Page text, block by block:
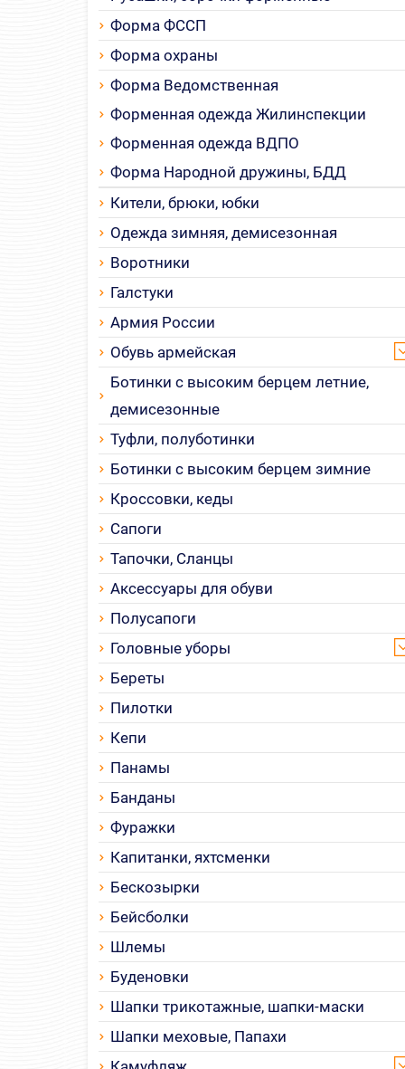
Форма ФССП
Форма охраны
Форма Ведомственная
Форменная одежда Жилинспекции
Форменная одежда ВДПО
Форма Народной дружины, БДД
Кители, брюки, юбки
Одежда зимняя, демисезонная
Воротники
Галстуки
Армия России
Обувь армейская
Ботинки с высоким берцем летние,
демисезонные
Туфли, полуботинки
Ботинки с высоким берцем зимние
Кроссовки, кеды
Сапоги
Тапочки, Сланцы
Аксессуары для обуви
Полусапоги
Головные уборы
Береты
Пилотки
Кепи
Панамы
Банданы
Фуражки
Капитанки, яхтсменки
Бескозырки
Бейсболки
Шлемы
Буденовки
Шапки трикотажные, шапки-маски
Шапки меховые, Папахи